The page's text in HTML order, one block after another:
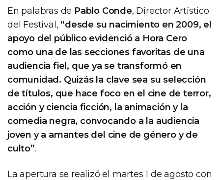
En palabras de Pablo Conde, Director Artístico
del Festival, “desde su nacimiento en 2009, el
apoyo del público evidenció a Hora Cero
como una de las secciones favoritas de una
audiencia fiel, que ya se transformó en
comunidad. Quizás la clave sea su selección
de títulos, que hace foco en el cine de terror,
acción y ciencia ficción, la animación y la
comedia negra, convocando a la audiencia
joven y a amantes del cine de género y de
culto”.
La apertura se realizó el martes 1 de agosto con